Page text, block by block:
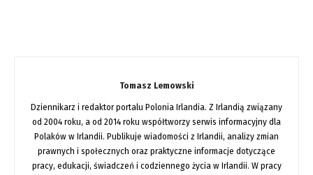
Tomasz Lemowski
Dziennikarz i redaktor portalu Polonia Irlandia. Z Irlandią związany
od 2004 roku, a od 2014 roku współtworzy serwis informacyjny dla
Polaków w Irlandii. Publikuje wiadomości z Irlandii, analizy zmian
prawnych i społecznych oraz praktyczne informacje dotyczące
pracy, edukacji, świadczeń i codziennego życia w Irlandii. W pracy